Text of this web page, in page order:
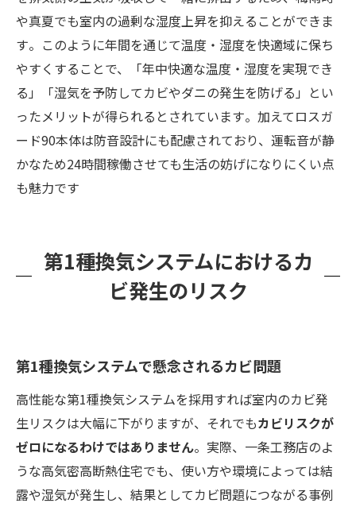
や真夏でも室内の過剰な湿度上昇を抑えることができま
す​。このように年間を通じて温度・湿度を快適域に保ち
やすくすることで、「年中快適な温度・湿度を実現でき
る」「湿気を予防してカビやダニの発生を防げる」とい
ったメリットが得られるとされています​。加えてロスガ
ード90本体は防音設計にも配慮されており、運転音が静
かなため24時間稼働させても生活の妨げになりにくい点
も魅力です​
第1種換気システムにおけるカ
ビ発生のリスク
第1種換気システムで懸念されるカビ問題
高性能な第1種換気システムを採用すれば室内のカビ発
生リスクは大幅に下がりますが、それでもカビリスクが
ゼロになるわけではありません​。実際、一条工務店のよ
うな高気密高断熱住宅でも、使い方や環境によっては結
露や湿気が発生し、結果としてカビ問題につながる事例